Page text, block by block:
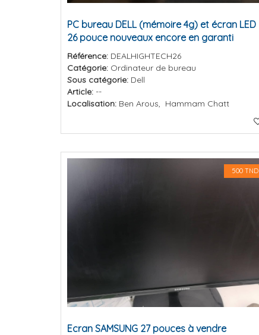
PC bureau DELL (mémoire 4g) et écran LED
26 pouce nouveaux encore en garanti
Référence: DEALHIGHTECH26
Catégorie: Ordinateur de bureau
Sous catégorie: Dell
Article: --
Localisation: Ben Arous, Hammam Chatt
500 TND
Ecran SAMSUNG 27 pouces à vendre